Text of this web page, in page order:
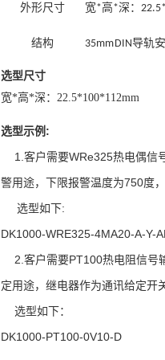
外形尺寸 宽*高*深：
结构 35mm DIN导轨
选型尺寸
宽*高*深：22.5*100*112mm
选型示例:
1.客户需要WRe325热电偶信
警用途，下限报警温度为750度
选型如下:
DK1000-WRE325-4MA20-A-Y-
2.客户需要PT100热电阻信号
定用途，继电器作为通讯给定开
选型如下：
DK1000-PT100-0V10-D